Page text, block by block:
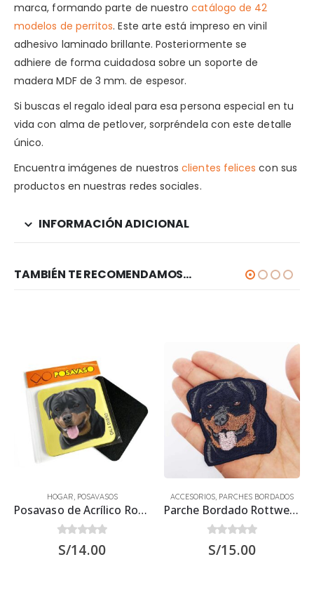
marca, formando parte de nuestrocatálogo de 42
modelos de perritos. Este arte está impreso en vinil
adhesivo laminado brillante. Posteriormente se
adhiere de forma cuidadosa sobre un soporte de
madera MDF de 3 mm. de espesor.
Si buscas el regalo ideal para esa persona especial en tu
vida con alma de petlover, sorpréndela con este detalle
único.
Encuentra imágenes de nuestrosclientes felices con sus
productos en nuestras redes sociales.
INFORMACIÓN ADICIONAL
TAMBIÉN TE RECOMENDAMOS…
HOGAR, POSAVASOS
Posavaso de Acrílico Rottweiler 9.5×9.5 cms
0out of 5
S/14.00
ACCESORIOS, PARCHES BORDADOS
Parche Bordado Rottweiler
0out of 5
S/15.00